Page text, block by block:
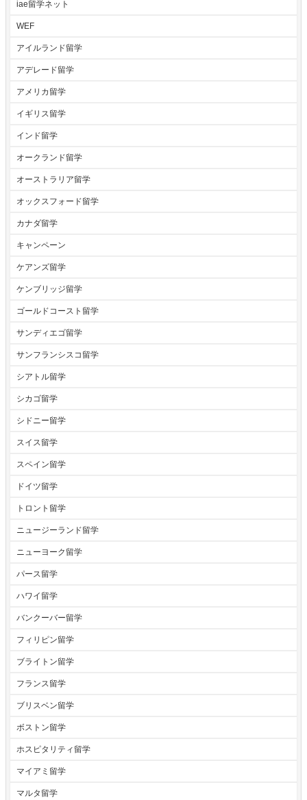
iae留学ネット
WEF
アイルランド留学
アデレード留学
アメリカ留学
イギリス留学
インド留学
オークランド留学
オーストラリア留学
オックスフォード留学
カナダ留学
キャンペーン
ケアンズ留学
ケンブリッジ留学
ゴールドコースト留学
サンディエゴ留学
サンフランシスコ留学
シアトル留学
シカゴ留学
シドニー留学
スイス留学
スペイン留学
ドイツ留学
トロント留学
ニュージーランド留学
ニューヨーク留学
パース留学
ハワイ留学
バンクーバー留学
フィリピン留学
ブライトン留学
フランス留学
ブリスベン留学
ボストン留学
ホスピタリティ留学
マイアミ留学
マルタ留学